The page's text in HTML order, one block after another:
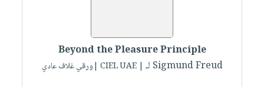
Beyond the Pleasure Principle
لـ Sigmund Freud
| CIEL UAE |ورقي غلاف عادي